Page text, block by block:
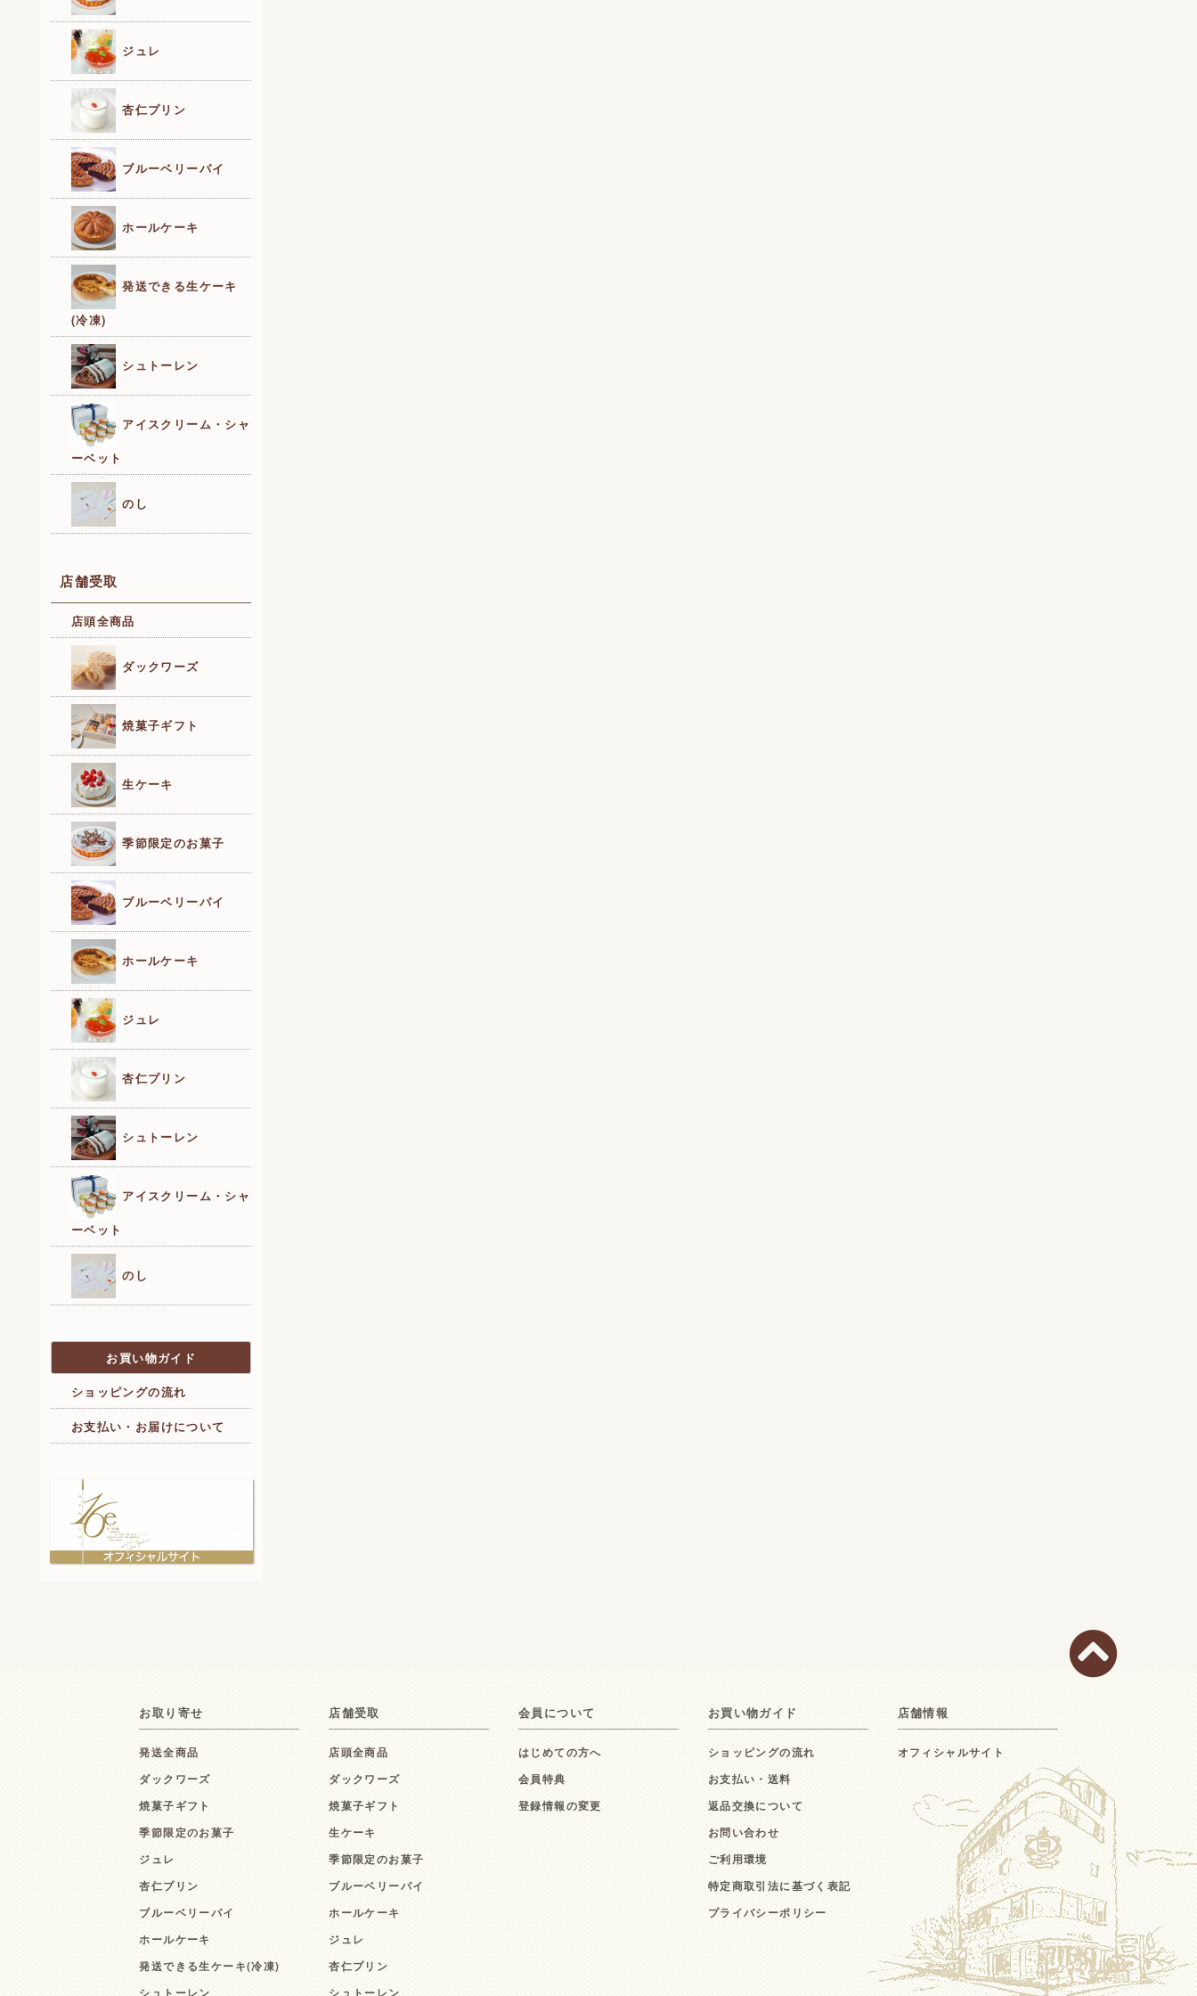
ジュレ
杏仁プリン
ブルーベリーパイ
ホールケーキ
発送できる生ケーキ
(冷凍)
シュトーレン
アイスクリーム・シャ
ーベット
のし
店舗受取
店頭全商品
ダックワーズ
焼菓子ギフト
生ケーキ
季節限定のお菓子
ブルーベリーパイ
ホールケーキ
ジュレ
杏仁プリン
シュトーレン
アイスクリーム・シャ
ーベット
のし
お買い物ガイド
ショッピングの流れ
お支払い・お届けについて
お取り寄せ
発送全商品
ダックワーズ
焼菓子ギフト
季節限定のお菓子
ジュレ
杏仁プリン
ブルーベリーパイ
ホールケーキ
発送できる生ケーキ(冷凍)
シュトーレン
店舗受取
店頭全商品
ダックワーズ
焼菓子ギフト
生ケーキ
季節限定のお菓子
ブルーベリーパイ
ホールケーキ
ジュレ
杏仁プリン
シュトーレン
会員について
はじめての方へ
会員特典
登録情報の変更
お買い物ガイド
ショッピングの流れ
お支払い・送料
返品交換について
お問い合わせ
ご利用環境
特定商取引法に基づく表記
プライバシーポリシー
店舗情報
オフィシャルサイト